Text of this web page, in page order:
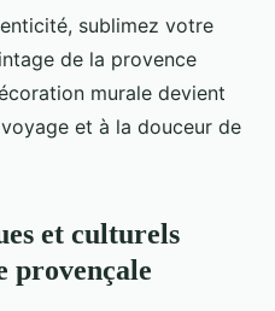
sublimez votre
de la provence
murale devient
et à la douceur de
et culturels
provençale